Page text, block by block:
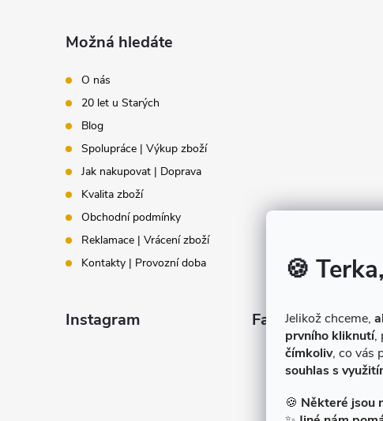
🍪
Jelikož chceme,
prvního kliknutí,
čímkoliv, co vás
souhlas s
🍪 Některé jsou
Možná hledáte
O nás
20 let u Starých
Blog
Spolupráce | Výkup zboží
Jak nakupovat | Doprava
Kvalita zboží
Obchodní podmínky
Reklamace | Vrácení zboží
Kontakty | Provozní doba
Instagram Facebook